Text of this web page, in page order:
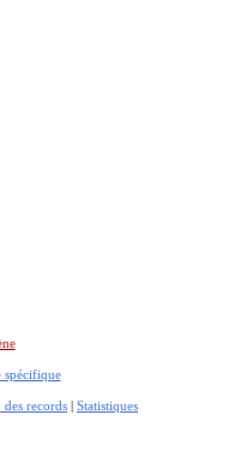
spécifique
des records | Statistiques